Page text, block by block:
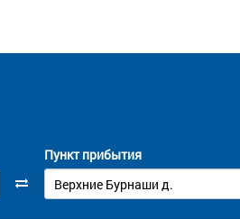
Пункт прибытия